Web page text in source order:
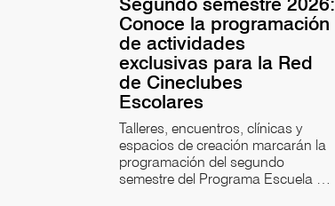
Conoce la programación
de actividades
exclusivas para la Red
de Cineclubes
Escolares
Talleres, encuentros, clínicas y
espacios de creación marcarán la
programación del segundo
semestre del Programa Escuela …